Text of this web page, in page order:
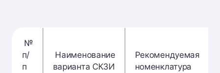
№
п/
п
Наименование
варианта СКЗИ
Рекомендуемая
номенклатура